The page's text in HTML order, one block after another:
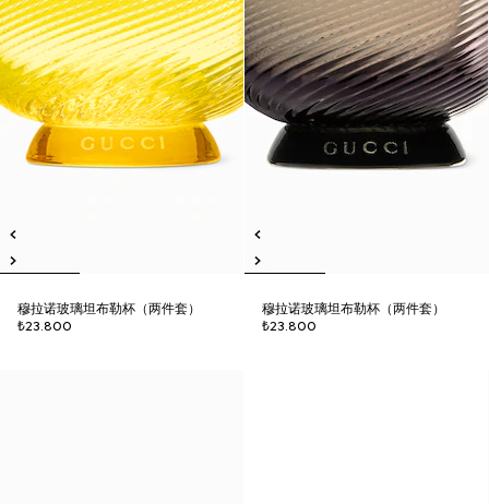
穆拉诺玻璃坦布勒杯（两件套）
₺23.800
穆拉诺玻璃坦布勒杯（两件套）
₺23.800